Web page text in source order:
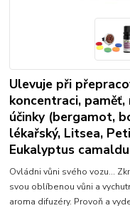
Ulevuje při
koncentraci,
účinky (bergamot,
lékařský, Litsea,
Eukalyptus
Ovládni vůni svého vozu...
svou oblíbenou vůni a
aroma difuzéry. Provoň a